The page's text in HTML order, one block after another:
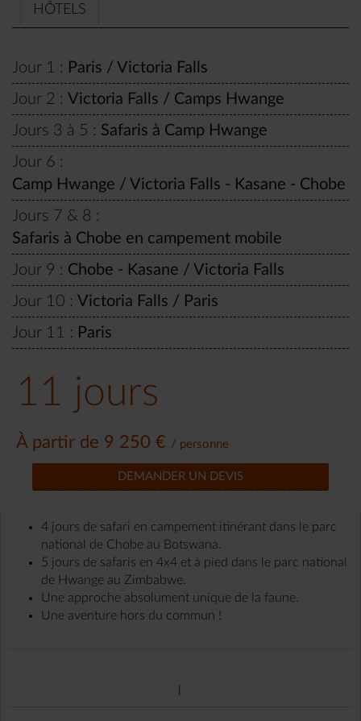
HÔTELS
Jour 1 : Paris / Victoria Falls
Jour 2 : Victoria Falls / Camps Hwange
Jours 3 à 5 : Safaris à Camp Hwange
Jour 6 :
Camp Hwange / Victoria Falls - Kasane - Chobe
Jours 7 & 8 :
Safaris à Chobe en campement mobile
Jour 9 : Chobe - Kasane / Victoria Falls
Jour 10 : Victoria Falls / Paris
Jour 11 : Paris
11 jours
À partir de 9 250 € / personne
DEMANDER UN DEVIS
4 jours de safari en campement itinérant dans le parc
national de Chobe au Botswana.
5 jours de safaris en 4x4 et à pied dans le parc national
de Hwange au Zimbabwe.
Une approche absolument unique de la faune.
Une aventure hors du commun !